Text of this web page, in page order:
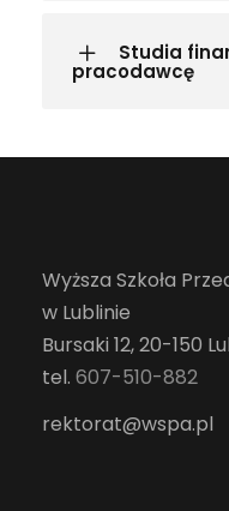
Studia
pracodawcę
Wyższa Szkoła
w Lublinie
Bursaki 12, 20-150
tel. 607-510-882
rektorat@wspa.pl